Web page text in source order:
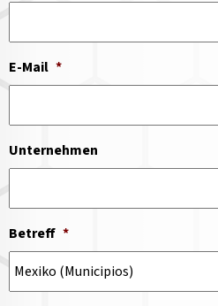
E-Mail *
Unternehmen
Betreff *